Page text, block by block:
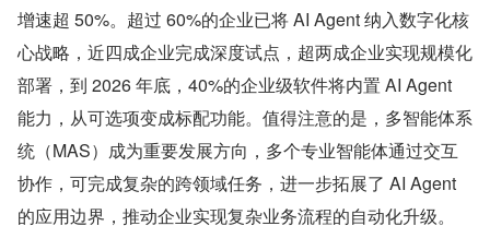
增速超 50%。超过 60%的企业已将 AI Agent 纳入数字化核
心战略，近四成企业完成深度试点，超两成企业实现规模化
部署，到 2026 年底，40%的企业级软件将内置 AI Agent
能力，从可选项变成标配功能。值得注意的是，多智能体系
统（MAS）成为重要发展方向，多个专业智能体通过交互
协作，可完成复杂的跨领域任务，进一步拓展了 AI Agent
的应用边界，推动企业实现复杂业务流程的自动化升级。